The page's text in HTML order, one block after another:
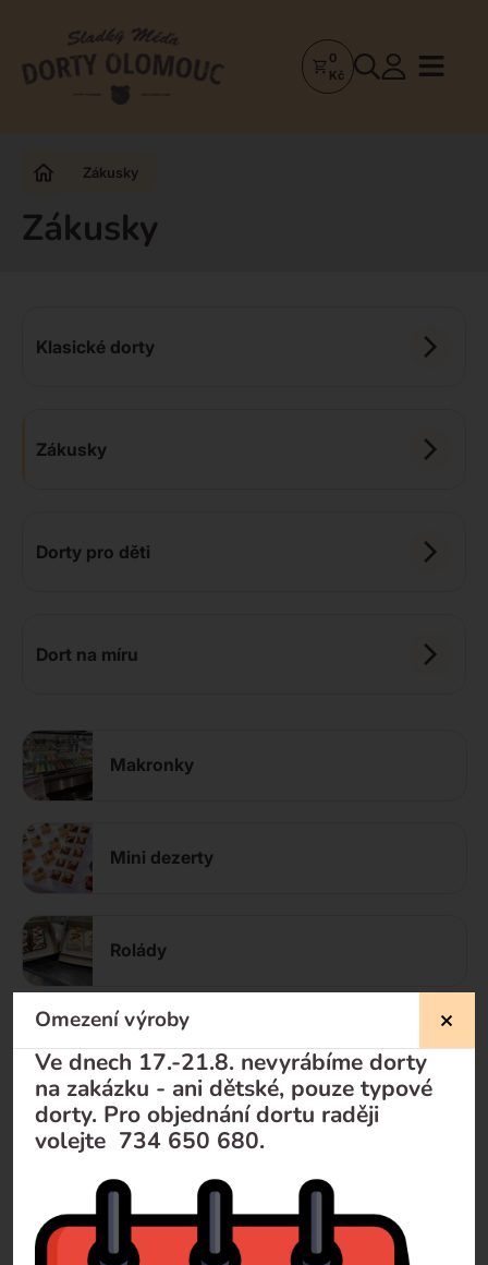
Dorty
dorty
poctivá
0
Kč
Zákusky
Zákusky
Klasické dorty
Zákusky
Dorty pro děti
Dort na míru
Makronky
Mini dezerty
Rolády
Sladký bar ( Candy bar )
svatební koláčky
Zákusky
Omezení výroby
Ve dnech 17.-21.8. nevyrábíme dorty
na zakázku - ani dětské, pouze typové
dorty. Pro objednání dortu raději
volejte 734 650 680.